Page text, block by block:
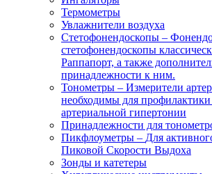
Термометры
Увлажнители воздуха
Стетофонендоскопы –
стетофонендоскопы
Раппапорт, а также
принадлежности к ним.
Тонометры – Измерители
необходимы для профилактики
артериальной гипертонии
Принадлежности для
Пикфлоуметры – Для
Пиковой Скорости Выдоха
Зонды и катетеры